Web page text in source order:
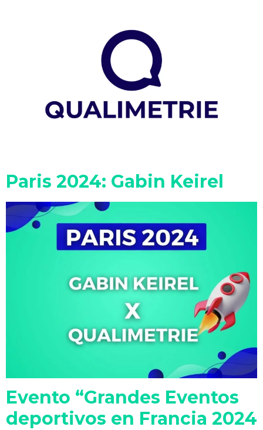
Paris 2024: Gabin Keirel
Evento “Grandes Eventos
deportivos en Francia 2024